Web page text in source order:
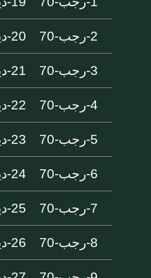
2-رجب-70 20-ديسمبر-689
3-رجب-70 21-ديسمبر-689
4-رجب-70 22-ديسمبر-689
5-رجب-70 23-ديسمبر-689
6-رجب-70 24-ديسمبر-689
7-رجب-70 25-ديسمبر-689
8-رجب-70 26-ديسمبر-689